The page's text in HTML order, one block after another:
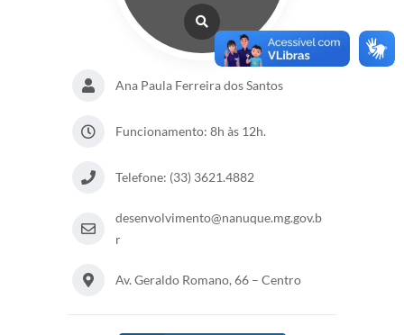
Ana Paula Ferreira dos Santos
Funcionamento: 8h às 12h.
Telefone: (33) 3621.4882
desenvolvimento@nanuque.mg.gov.b
r
Av. Geraldo Romano, 66 – Centro